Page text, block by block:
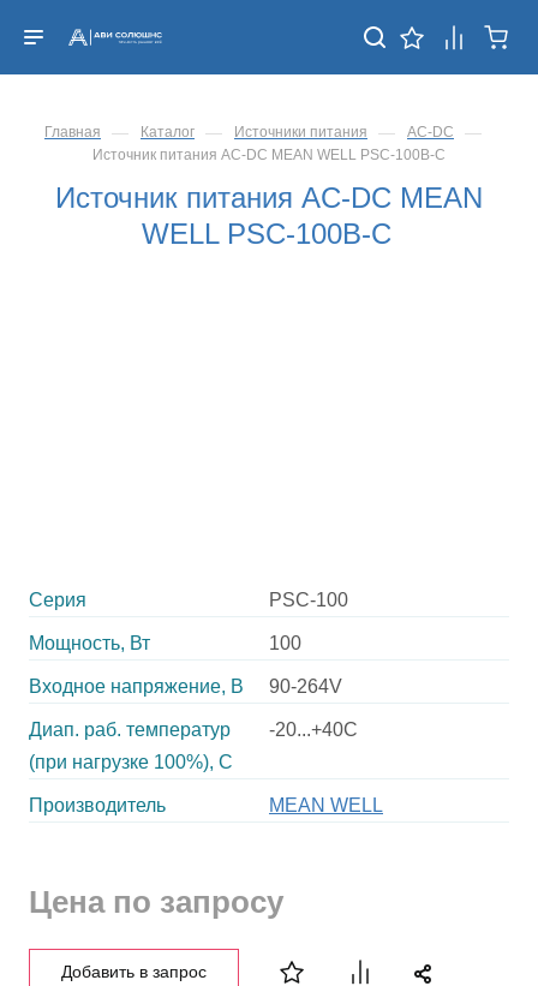
Главная — Каталог — Источники питания — AC-DC —
Источник питания AC-DC MEAN WELL PSC-100B-C
Источник питания AC-DC MEAN
WELL PSC-100B-C
Серия PSC-100
Мощность, Вт 100
Входное напряжение, В 90-264V
Диап. раб. температур
(при нагрузке 100%), C
-20...+40C
Производитель MEAN WELL
Цена по запросу
Добавить в запрос